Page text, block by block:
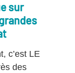
sur
c’est LE
des